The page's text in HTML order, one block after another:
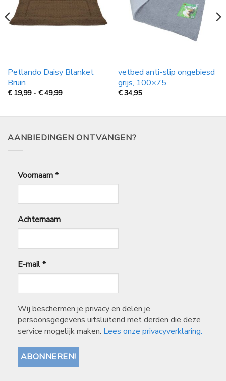
Petlando Daisy Blanket
Bruin
€ 19,99 - €49,99Prijsklasse:
€
vetbed anti-slip ongebiesd
grijs, 100×75
€34,95
AANBIEDINGEN ONTVANGEN?
Voornaam*
Achternaam
E-mail*
Wij beschermen je privacy en delen je
persoonsgegevens uitsluitend met derden die deze
service mogelijk maken. Lees onze privacyverklaring.